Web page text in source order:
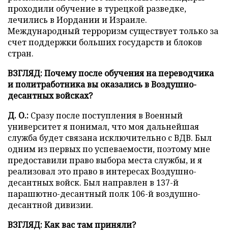
проходили обучение в турецкой разведке,
лечились в Иордании и Израиле.
Международный терроризм существует только за
счет поддержки больших государств и блоков
стран.
ВЗГЛЯД: Почему после обучения на переводчика
и политработника вы оказались в Воздушно-
десантных войсках?
Д. О.: Сразу после поступления в Военный
университет я понимал, что моя дальнейшая
служба будет связана исключительно с ВДВ. Был
одним из первых по успеваемости, поэтому мне
предоставили право выбора места службы, и я
реализовал это право в интересах Воздушно-
десантных войск. Был направлен в 137-й
парашютно-десантный полк 106-й воздушно-
десантной дивизии.
ВЗГЛЯД:Как вас там приняли?